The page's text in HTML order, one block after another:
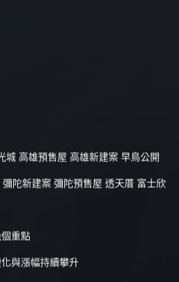
城 高雄預售屋 高雄新建案 早鳥公開
陀新建案 彌陀預售屋 透天厝 富士欣
重點
與漲幅持續攀升